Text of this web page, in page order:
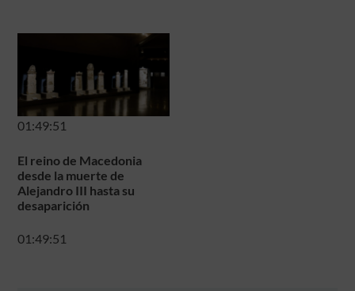
01:49:51
El reino de Macedonia
desde la muerte de
Alejandro III hasta su
desaparición
01:49:51